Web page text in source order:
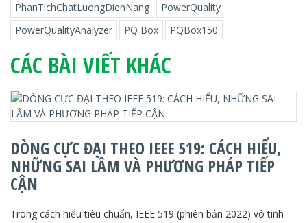
PhanTichChatLuongDienNang
PowerQuality
PowerQualityAnalyzer
PQ Box PQBox150
CÁC BÀI VIẾT KHÁC
DÒNG CỰC ĐẠI THEO IEEE 519: CÁCH HIỂU,
NHỮNG SAI LẦM VÀ PHƯƠNG PHÁP TIẾP
CẬN
Trong cách hiểu tiêu chuẩn, IEEE 519 (phiên bản 2022) vô tình